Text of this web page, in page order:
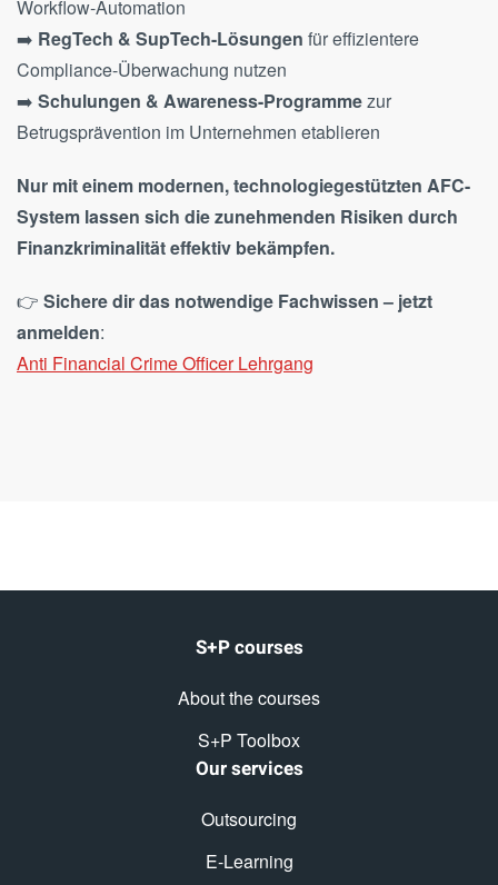
Workflow-Automation
➡️ RegTech & SupTech-Lösungen für effizientere
Compliance-Überwachung nutzen
➡️ Schulungen & Awareness-Programmezur
Betrugsprävention im Unternehmen etablieren
Nur mit einem modernen, technologiegestützten AFC-
System lassen sich die zunehmenden Risiken durch
Finanzkriminalität effektiv bekämpfen.
👉 Sichere dir das notwendige Fachwissen – jetzt
anmelden:
Anti Financial Crime Officer Lehrgang
S+P courses
About the courses
S+P Toolbox
Our services
Outsourcing
E-Learning